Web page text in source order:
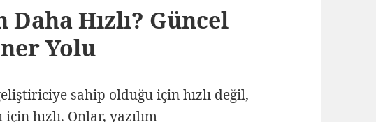
Hızlı? Güncel
Yolu
sahip olduğu için hızlı değil,
hızlı. Onlar, yazılım